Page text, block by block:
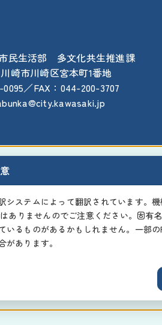
民生活部 多文化共生推進課
崎市川崎区宮本町1番地
／FAX：044-200-3707
システムによって翻訳されています。
ありませんのでご注意ください。固有
いるものがあるかもしれません。一部
があります。